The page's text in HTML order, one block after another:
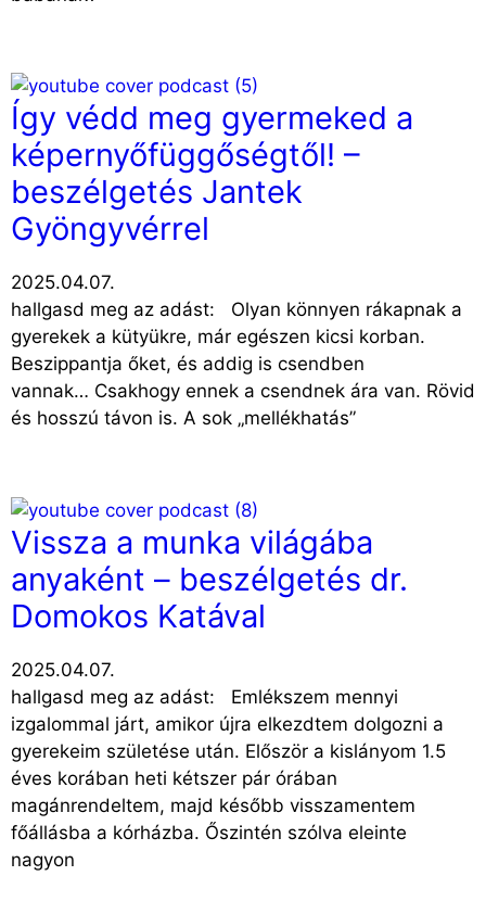
Így védd meg gyermeked a
képernyőfüggőségtől! –
beszélgetés Jantek
Gyöngyvérrel
2025.04.07.
hallgasd meg az adást: Olyan könnyen rákapnak a
gyerekek a kütyükre, már egészen kicsi korban.
Beszippantja őket, és addig is csendben
vannak… Csakhogy ennek a csendnek ára van. Rövid
és hosszú távon is. A sok „mellékhatás”
Vissza a munka világába
anyaként – beszélgetés dr.
Domokos Katával
2025.04.07.
hallgasd meg az adást: Emlékszem mennyi
izgalommal járt, amikor újra elkezdtem dolgozni a
gyerekeim születése után. Először a kislányom 1.5
éves korában heti kétszer pár órában
magánrendeltem, majd később visszamentem
főállásba a kórházba. Őszintén szólva eleinte
nagyon